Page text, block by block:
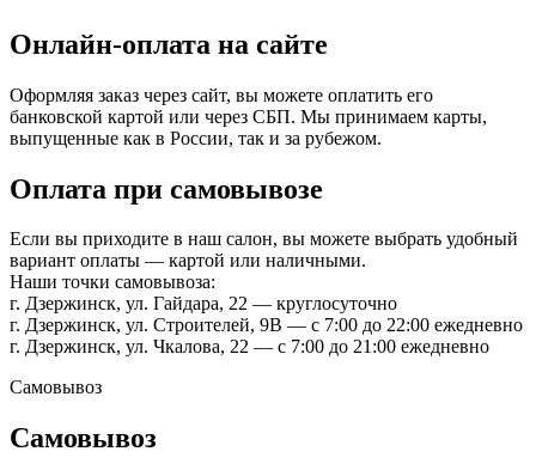
Онлайн-оплата на сайте
Оформляя заказ через сайт, вы можете оплатить его
банковской картой или через СБП. Мы принимаем карты,
выпущенные как в России, так и за рубежом.
Оплата при самовывозе
Если вы приходите в наш салон, вы можете выбрать удобный
вариант оплаты — картой или наличными.
Наши точки самовывоза:
г. Дзержинск, ул. Гайдара, 22 — круглосуточно
г. Дзержинск, ул. Строителей, 9В — с 7:00 до 22:00 ежедневно
г. Дзержинск, ул. Чкалова, 22 — с 7:00 до 21:00 ежедневно
Самовывоз
Самовывоз